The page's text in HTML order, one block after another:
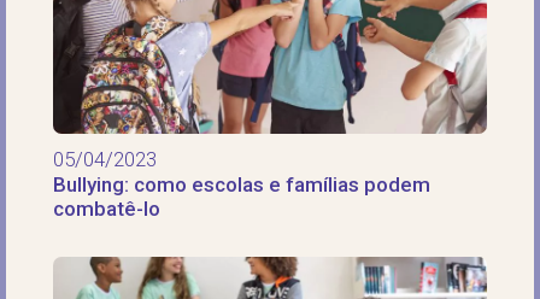
05/04/2023
Bullying: como escolas e famílias podem
combatê-lo